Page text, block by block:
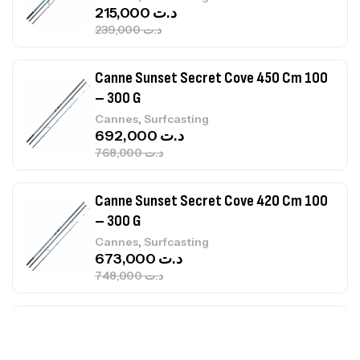
– 300 G
Cannes,Surfcasting
Canne Sunset Secret Cove 420 Cm 100
– 300 G
Cannes,Surfcasting
Canne Jigging Sunset Massive Attack
1.83m 120/250gr 30kg
Cannes,Jigging